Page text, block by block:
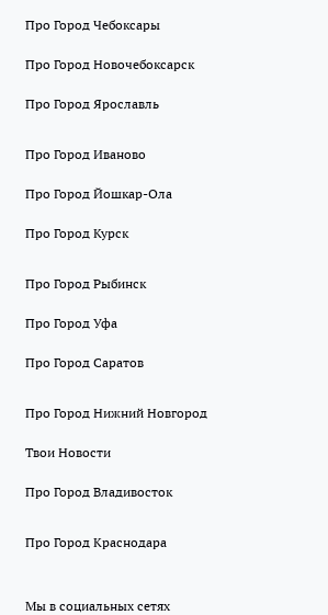
Про Город Чебоксары
Про Город Новочебоксарск
Про Город Ярославль
Про Город Иваново
Про Город Йошкар-Ола
Про Город Курск
Про Город Рыбинск
Про Город Уфа
Про Город Саратов
Про Город Нижний Новгород
Твои Новости
Про Город Владивосток
Про Город Краснодара
Мы в социальных сетях